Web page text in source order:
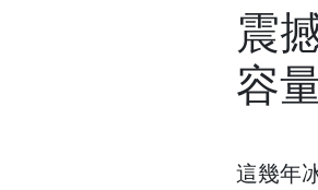
震
容
這幾年